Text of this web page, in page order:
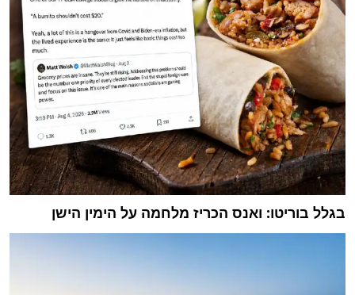
בגלל בוריטו: ואנס הכריז מלחמה על הימין הישן